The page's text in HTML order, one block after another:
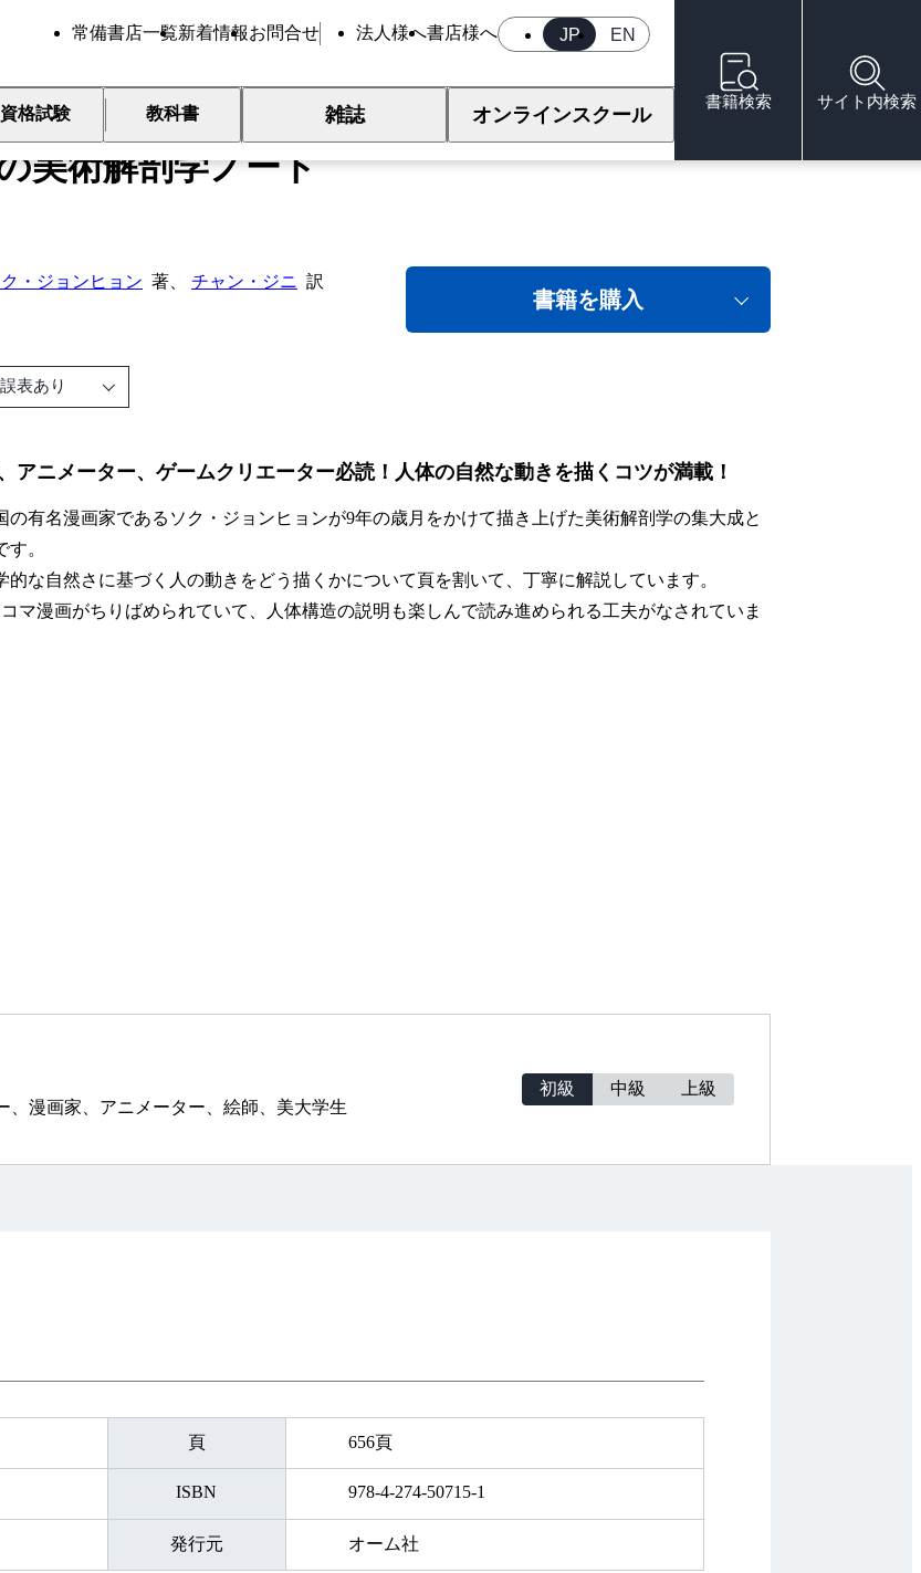
JP EN
常備書店一覧新着情報お問合せ 法人様へ書店様へ
資格試験 教科書 雑誌 オンラインスクール
書籍検索 サイト内検索
美術解剖学ノート
・ジョンヒョン 著、 チャン・ジニ 訳
書籍を購入
表あり
アニメーター、ゲームクリエーター必読！人体の自然な動きを描くコツが満載！
有名漫画家であるソク・ジョンヒョンが9年の歳月をかけて描き上げた美術解剖学の集大成と
。
な自然さに基づく人の動きをどう描くかについて頁を割いて、丁寧に解説しています。
マ漫画がちりばめられていて、人体構造の説明も楽しんで読み進められる工夫がなされていま
漫画家、アニメーター、絵師、美大学生
初級 中級 上級
頁 656頁
ISBN 978-4-274-50715-1
発行元 オーム社